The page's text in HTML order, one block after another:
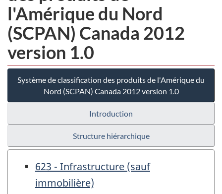
l'Amérique du Nord
(SCPAN) Canada 2012
version 1.0
Système de classification des produits de l'Amérique du
Nord (SCPAN) Canada 2012 version 1.0
Introduction
Structure hiérarchique
623 - Infrastructure (sauf
immobilière)